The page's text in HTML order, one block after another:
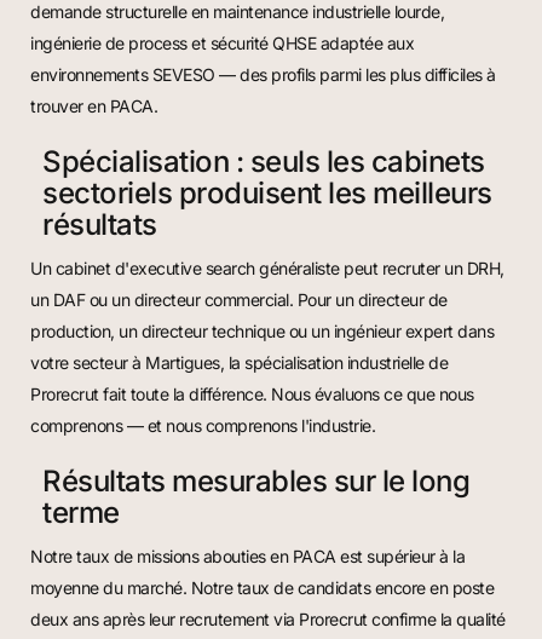
demande structurelle en maintenance industrielle lourde,
ingénierie de process et sécurité QHSE adaptée aux
environnements SEVESO — des profils parmi les plus difficiles à
trouver en PACA.
Spécialisation : seuls les cabinets
sectoriels produisent les meilleurs
résultats
Un cabinet d'executive search généraliste peut recruter un DRH,
un DAF ou un directeur commercial. Pour un directeur de
production, un directeur technique ou un ingénieur expert dans
votre secteur à Martigues, la spécialisation industrielle de
Prorecrut fait toute la différence. Nous évaluons ce que nous
comprenons — et nous comprenons l'industrie.
Résultats mesurables sur le long
terme
Notre taux de missions abouties en PACA est supérieur à la
moyenne du marché. Notre taux de candidats encore en poste
deux ans après leur recrutement via Prorecrut confirme la qualité